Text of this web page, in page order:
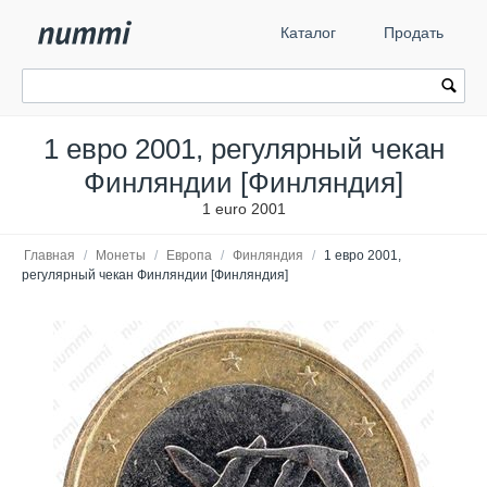
Каталог Продать
1 евро 2001, регулярный чекан
Финляндии [Финляндия]
1 euro 2001
Главная / Монеты / Европа / Финляндия /
1 евро 2001,
регулярный чекан Финляндии [Финляндия]